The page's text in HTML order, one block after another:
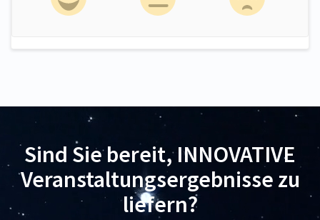
Sind Sie bereit, INNOVATIVE
Veranstaltungsergebnisse zu
liefern?